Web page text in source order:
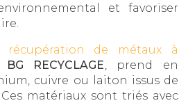
et favoriser
récupération de métaux à
BG RECYCLAGE, prend en
cuivre ou laiton issus de
matériaux sont triés avec